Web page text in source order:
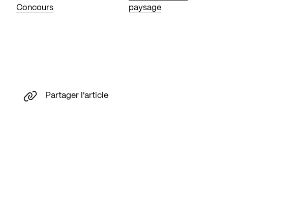
Concours
paysage
Partager l'article